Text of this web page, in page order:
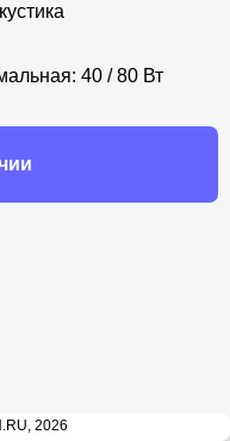
40 / 80 Вт
2026